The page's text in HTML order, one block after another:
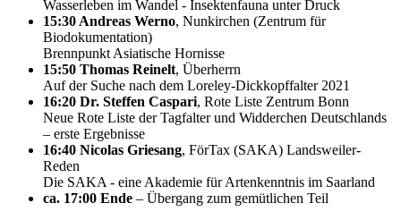
Wasserleben im Wandel - Insektenfauna unter Druck
15:30 Andreas Werno, Nunkirchen (Zentrum für
Biodokumentation)
Brennpunkt Asiatische Hornisse
15:50 Thomas Reinelt, Überherrn
Auf der Suche nach dem Loreley-Dickkopffalter 2021
16:20 Dr. Steffen Caspari, Rote Liste Zentrum Bonn
Neue Rote Liste der Tagfalter und Widderchen Deutschlands
– erste Ergebnisse
16:40 Nicolas Griesang, FörTax (SAKA) Landsweiler-
Reden
Die SAKA - eine Akademie für Artenkenntnis im Saarland
ca. 17:00 Ende – Übergang zum gemütlichen Teil